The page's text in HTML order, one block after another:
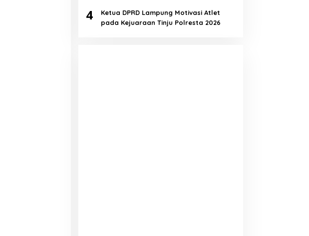
4
Ketua DPRD Lampung Motivasi Atlet
pada Kejuaraan Tinju Polresta 2026